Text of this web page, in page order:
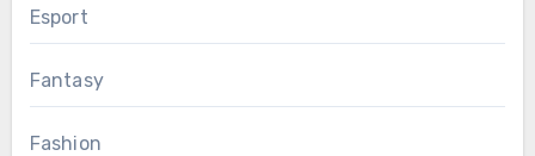
Esport
Fantasy
Fashion